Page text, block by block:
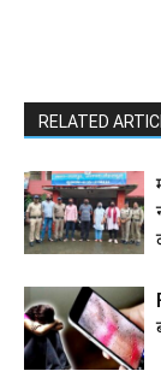
RELATED